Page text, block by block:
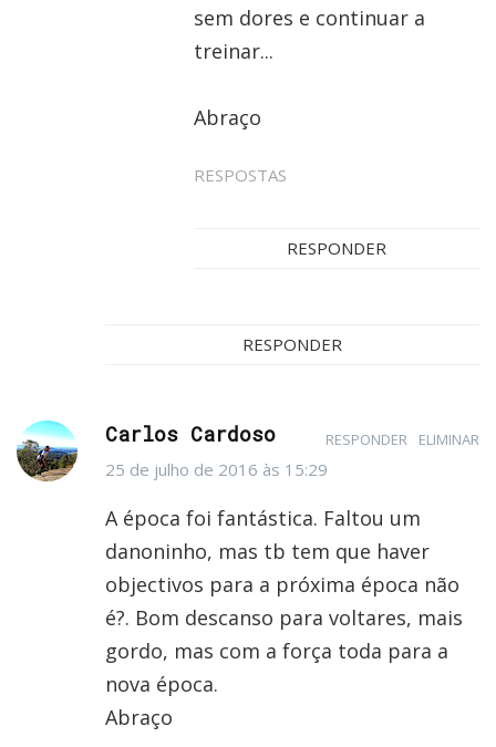
sem dores e continuar a
treinar...
Abraço
RESPOSTAS
RESPONDER
RESPONDER
Carlos Cardoso
25 de julho de 2016 às 15:29
A época foi fantástica. Faltou um
danoninho, mas tb tem que haver
objectivos para a próxima época não
é?. Bom descanso para voltares, mais
gordo, mas com a força toda para a
nova época.
Abraço
RESPONDER ELIMINAR